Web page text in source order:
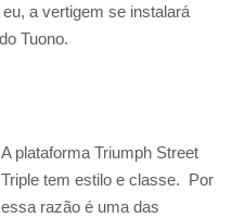
a vertigem se instalará
Tuono.
A plataforma Triumph Street
Triple tem estilo e classe. Por
essa razão é uma das